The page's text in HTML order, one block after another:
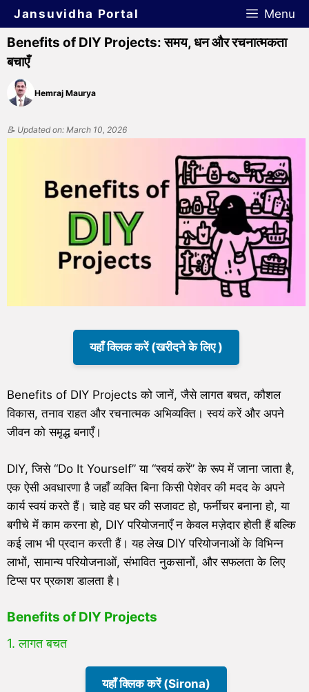
Jansuvidha Portal Menu
Benefits of DIY Projects: समय, धन और रचनात्मकता
बचाएँ
Hemraj Maurya
📝 Updated on: March 10, 2026
यहाँ क्लिक करें (खरीदने के लिए )
Benefits of DIY Projects को जानें, जैसे लागत बचत, कौशल
विकास, तनाव राहत और रचनात्मक अभिव्यक्ति। स्वयं करें और अपने
जीवन को समृद्ध बनाएँ।
DIY, जिसे “Do It Yourself” या “स्वयं करें” के रूप में जाना जाता है,
एक ऐसी अवधारणा है जहाँ व्यक्ति बिना किसी पेशेवर की मदद के अपने
कार्य स्वयं करते हैं। चाहे वह घर की सजावट हो, फर्नीचर बनाना हो, या
बगीचे में काम करना हो, DIY परियोजनाएँ न केवल मज़ेदार होती हैं बल्कि
कई लाभ भी प्रदान करती हैं। यह लेख DIY परियोजनाओं के विभिन्न
लाभों, सामान्य परियोजनाओं, संभावित नुकसानों, और सफलता के लिए
टिप्स पर प्रकाश डालता है।
Benefits of DIY Projects
1. लागत बचत
यहाँ क्लिक करें (Sirona)